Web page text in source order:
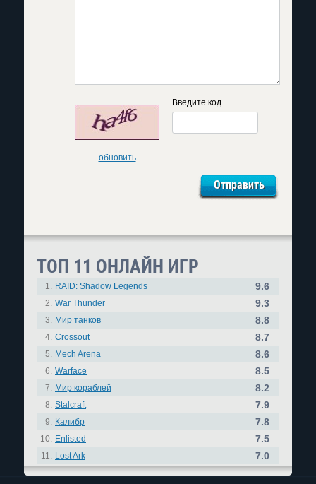
обновить
Введите код
ТОП 11 ОНЛАЙН ИГР
1. RAID: Shadow Legends 9.6
2. War Thunder 9.3
3. Мир танков 8.8
4. Crossout 8.7
5. Mech Arena 8.6
6. Warface 8.5
7. Мир кораблей 8.2
8. Stalcraft 7.9
9. Калибр 7.8
10. Enlisted 7.5
11. Lost Ark 7.0